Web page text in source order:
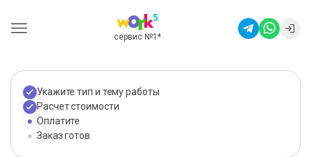
сервис №1 *
Укажите тип и тему работы
Расчет стоимости
Оплатите
Заказ готов